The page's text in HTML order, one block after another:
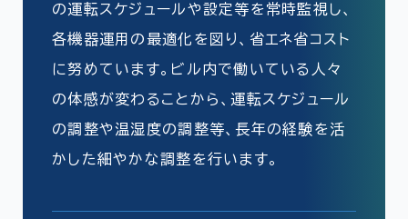
の運転スケジュールや設定等を常時監視し、
各機器運用の最適化を図り、省エネ省コスト
に努めています。ビル内で働いている人々
の体感が変わることから、運転スケジュール
の調整や温湿度の調整等、長年の経験を活
かした細やかな調整を行います。